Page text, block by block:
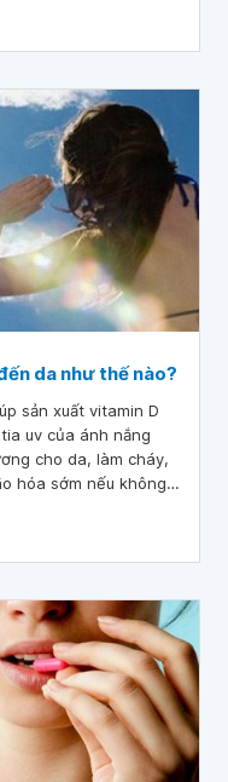
mụn không?
da như thế nào?
sản xuất vitamin D
uv của ánh nắng
cho da, làm cháy,
hóa sớm nếu không